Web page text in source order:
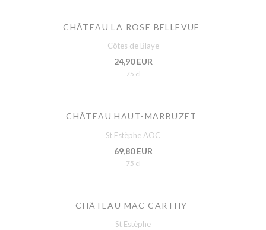
CHÂTEAU LA ROSE BELLEVUE
Côtes de Blaye
24,90 EUR
75 cl
CHÂTEAU HAUT-MARBUZET
St Estèphe AOC
69,80 EUR
75 cl
CHÂTEAU MAC CARTHY
St Estèphe